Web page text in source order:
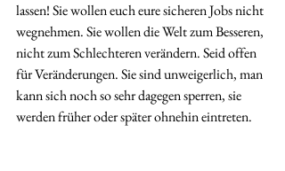
lassen! Sie wollen euch eure sicheren Jobs nicht
wegnehmen. Sie wollen die Welt zum Besseren,
nicht zum Schlechteren verändern. Seid offen
für Veränderungen. Sie sind unweigerlich, man
kann sich noch so sehr dagegen sperren, sie
werden früher oder später ohnehin eintreten.